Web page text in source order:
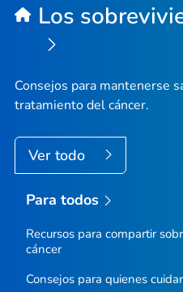
Los
Consejos para mantenerse
tratamiento del cáncer.
Ver todo
Para todos
Recursos para compartir
cáncer
Consejos para quienes